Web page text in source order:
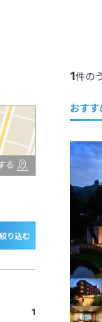
る
絞り込む
1
1件の
おすす